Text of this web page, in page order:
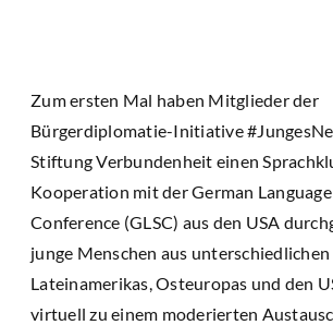
Zum ersten Mal haben Mitglieder der
Bürgerdiplomatie-Initiative
Stiftung Verbundenheit einen
Kooperation mit der German Language
Conference (GLSC) aus den USA
junge Menschen aus
Lateinamerikas, Osteuropas und den
virtuell zu einem moderierten